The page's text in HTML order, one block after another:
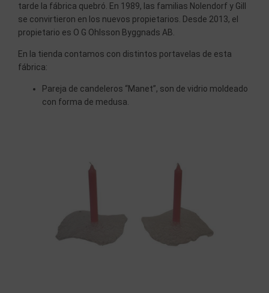
tarde la fábrica quebró. En 1989, las familias Nolendorf y Gill
se convirtieron en los nuevos propietarios. Desde 2013, el
propietario es O G Ohlsson Byggnads AB.
En la tienda contamos con distintos portavelas de esta
fábrica:
Pareja de candeleros “Manet”, son de vidrio moldeado
con forma de medusa.